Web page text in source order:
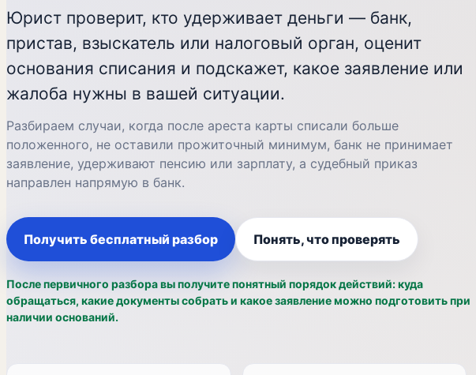
Юрист проверит, кто удерживает деньги — банк,
пристав, взыскатель или налоговый орган, оценит
основания списания и подскажет, какое заявление или
жалоба нужны в вашей ситуации.
Разбираем случаи, когда после ареста карты списали больше
положенного, не оставили прожиточный минимум, банк не принимает
заявление, удерживают пенсию или зарплату, а судебный приказ
направлен напрямую в банк.
Получить бесплатный разбор Понять, что проверять
После первичного разбора вы получите понятный порядок действий: куда
обращаться, какие документы собрать и какое заявление можно подготовить при
наличии оснований.